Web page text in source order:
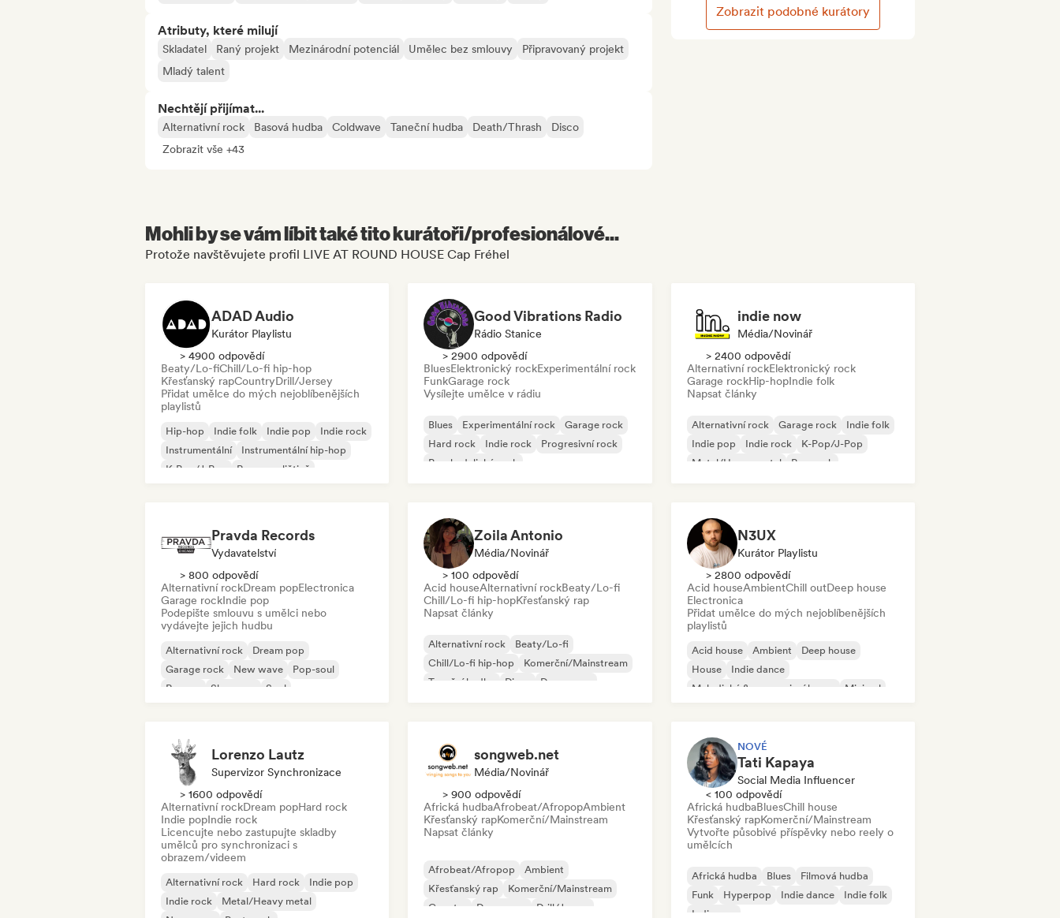
Atributy, které milují
Skladatel Raný projekt Mezinárodní potenciál Umělec bez smlouvy
Připravovaný projekt
Mladý talent
Nechtějí přijímat...
Alternativní rock Basová hudba Coldwave Taneční hudba Death/Thrash
Disco
Zobrazit vše +43
Zobrazit podobné kurátory
Mohli by se vám líbit také tito kurátoři/profesionálové...
Protože navštěvujete profil LIVE AT ROUND HOUSE Cap Fréhel
ADAD Audio
Kurátor Playlistu
> 4900 odpovědí
Beaty/Lo-fiChill/Lo-fi hip-hop
Křesťanský rapCountryDrill/Jersey
Přidat umělce do mých nejoblíbenějších
playlistů
Hip-hop Indie folk Indie pop
Indie rock
Instrumentální
Instrumentální hip-hop
K-Pop/J-Pop
Rap v angličtině
Good Vibrations Radio
Rádio Stanice
> 2900 odpovědí
BluesElektronický rockExperimentální rock
FunkGarage rock
Vysílejte umělce v rádiu
Blues Experimentální rock
Garage rock
Hard rock
Indie rock
Progresivní rock
Psychedelický rock
indie now
Média/novinář
> 2400 odpovědí
Alternativní rockElektronický rock
Garage rockHip-hopIndie folk
Napsat články
Alternativní rock Garage rock
Indie folk
Indie pop
Indie rock
K-Pop/J-Pop
Metal/Heavy metal
Pop rock
Pravda Records
Vydavatelství
> 800 odpovědí
Alternativní rockDream popElectronica
Garage rockIndie pop
Podepište smlouvu s umělci nebo
vydávejte jejich hudbu
Alternativní rock
Dream pop
Garage rock
New wave
Pop-soul
Reggae
Shoegaze Soul
Zoila Antonio
Média/novinář
> 100 odpovědí
Acid houseAlternativní rockBeaty/Lo-fi
Chill/Lo-fi hip-hopKřesťanský rap
Napsat články
Alternativní rock
Beaty/Lo-fi
Chill/Lo-fi hip-hop
Komerční/Mainstream
Taneční hudba
Disco
Dream pop
N3UX
Kurátor Playlistu
> 2800 odpovědí
Acid houseAmbientChill outDeep house
Electronica
Přidat umělce do mých nejoblíbenějších
playlistů
Acid house Ambient
Deep house
House
Indie dance
Melodický & progresivní house
Minimal
Lorenzo Lautz
Supervizor Synchronizace
> 1600 odpovědí
Alternativní rockDream popHard rock
Indie popIndie rock
Licencujte nebo zastupujte skladby
umělců pro synchronizaci s
obrazem/videem
Alternativní rock Hard rock
Indie pop
Indie rock
Metal/Heavy metal
songweb.net
Média/novinář
> 900 odpovědí
Africká hudbaAfrobeat/AfropopAmbient
Křesťanský rapKomerční/Mainstream
Napsat články
Afrobeat/Afropop
Ambient
Křesťanský rap
Komerční/Mainstream
Country
Dance pop Drill/Jersey
NOVÉ
Tati Kapaya
Social Media Influencer
< 100 odpovědí
Africká hudbaBluesChill house
Křesťanský rapKomerční/Mainstream
Vytvořte působivé příspěvky nebo reely o
umělcích
Africká hudba Blues
Filmová hudba
Funk
Hyperpop Indie dance
Indie folk
Indie pop